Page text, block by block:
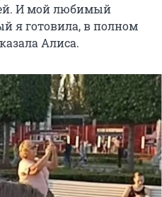
И мой любимый
я готовила, в полном
Алиса.